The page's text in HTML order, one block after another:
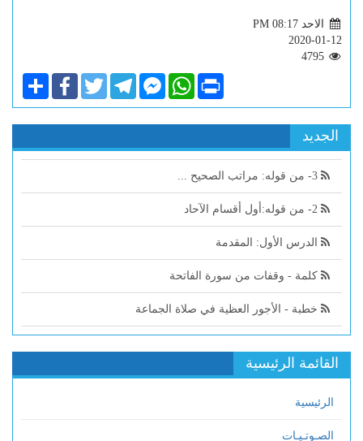
الاحد PM 08:17
2020-01-12
ShareFacebookTwitterTelegramFacebook
Messenger
WhatsApp Print
الجديد
الدرس الأول: المقدمة
كلمة - وقفات من سورة الفاتحة
خطبة - الأجور العظية في صلاة الجماعة
القائمة الرئيسية
الرئيسية
الصـوتـيـات